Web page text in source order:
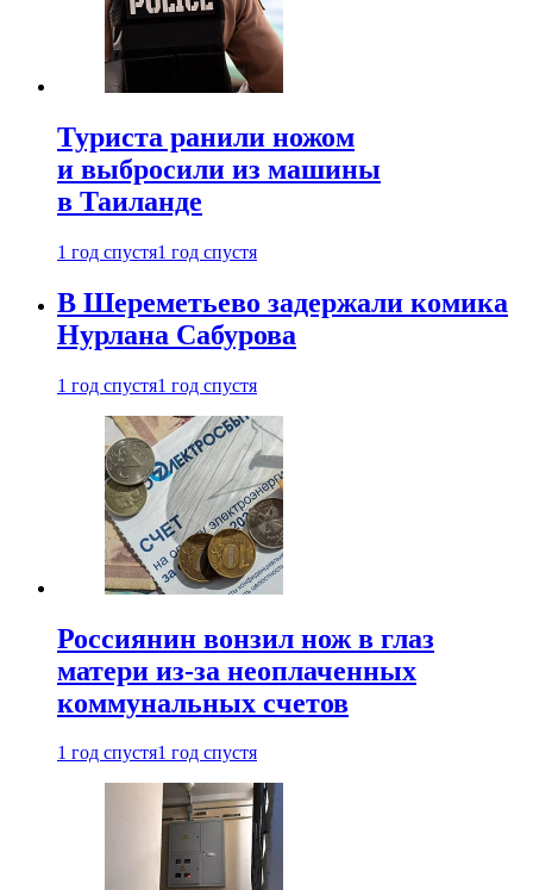
Туриста ранили ножом
и выбросили из машины
в Таиланде
1 год спустя1 год спустя
В Шереметьево задержали комика
Нурлана Сабурова
1 год спустя1 год спустя
Россиянин вонзил нож в глаз
матери из-за неоплаченных
коммунальных счетов
1 год спустя1 год спустя